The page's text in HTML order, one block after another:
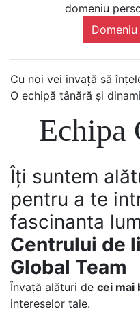
domeniu
Cu noi vei invață să
O echipă tânără și
Echipa
Îți suntem
pentru a te
fascinanta
Centrului de
Global Team
Învață alături de cei mai
intereselor tale.